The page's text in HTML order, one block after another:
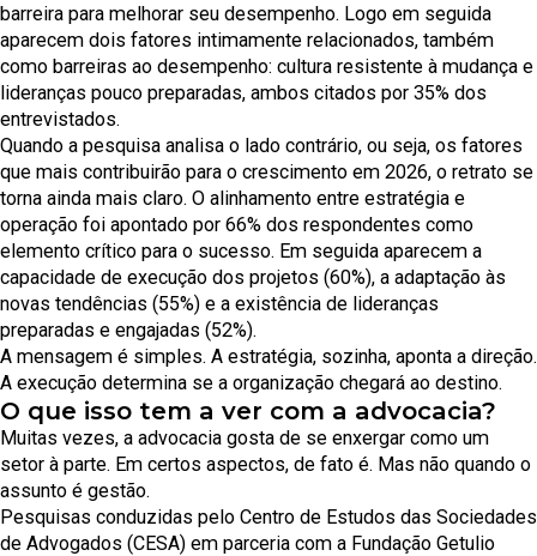
barreira para melhorar seu desempenho. Logo em seguida
aparecem dois fatores intimamente relacionados, também
como barreiras ao desempenho: cultura resistente à mudança e
lideranças pouco preparadas, ambos citados por 35% dos
entrevistados.
Quando a pesquisa analisa o lado contrário, ou seja, os fatores
que mais contribuirão para o crescimento em 2026, o retrato se
torna ainda mais claro. O alinhamento entre estratégia e
operação foi apontado por 66% dos respondentes como
elemento crítico para o sucesso. Em seguida aparecem a
capacidade de execução dos projetos (60%), a adaptação às
novas tendências (55%) e a existência de lideranças
preparadas e engajadas (52%).
A mensagem é simples. A estratégia, sozinha, aponta a direção.
A execução determina se a organização chegará ao destino.
O que isso tem a ver com a advocacia?
Muitas vezes, a advocacia gosta de se enxergar como um
setor à parte. Em certos aspectos, de fato é. Mas não quando o
assunto é gestão.
Pesquisas conduzidas pelo Centro de Estudos das Sociedades
de Advogados (CESA) em parceria com a Fundação Getulio